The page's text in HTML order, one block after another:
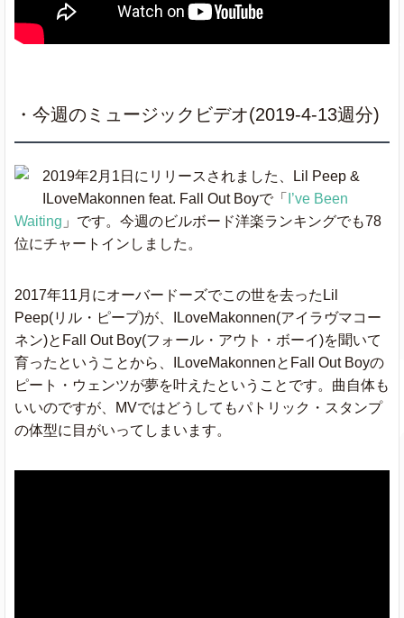
Better Khalid
Benny Blanco,
Talk Khalid
Disco
A Lot 21 Savage
Girls Like You
Maroon 5
ft. Cardi B
Beautiful Crazy Luke Combs
・今週のミュージックビデオ(2019-4-13週分)
2019年2月1日にリリースされました、Lil Peep &
ILoveMakonnen feat. Fall Out Boyで「
I’ve Been
Waiting 」です。今週のビルボード洋楽ランキングでも78
位にチャートインしました。
2017年11月にオーバードーズでこの世を去ったLil
Peep(リル・ピープ)が、ILoveMakonnen(アイラヴマコー
ネン)とFall Out Boy(フォール・アウト・ボーイ)を聞いて
育ったということから、ILoveMakonnenとFall Out Boyの
ピート・ウェンツが夢を叶えたということです。曲自体も
いいのですが、MVではどうしてもパトリック・スタンプ
の体型に目がいってしまいます。